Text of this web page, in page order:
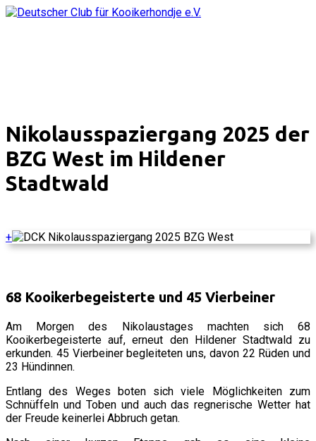
Nikolausspaziergang 2025 der
BZG West im Hildener
Stadtwald
+
68 Kooikerbegeisterte und 45 Vierbeiner
Am Morgen des Nikolaustages machten sich 68
Kooikerbegeisterte auf, erneut den Hildener Stadtwald zu
erkunden. 45 Vierbeiner begleiteten uns, davon 22 Rüden und
23 Hündinnen.
Entlang des Weges boten sich viele Möglichkeiten zum
Schnüffeln und Toben und auch das regnerische Wetter hat
der Freude keinerlei Abbruch getan.